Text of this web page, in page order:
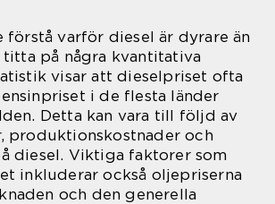
förstå varför diesel är dyrare än
titta på några kvantitativa
visar att dieselpriset ofta
i de flesta länder
Detta kan vara till följd av
produktionskostnader och
diesel. Viktiga faktorer som
inkluderar också oljepriserna
och den generella